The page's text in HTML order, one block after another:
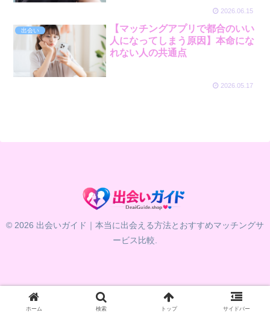
2026.06.15
出会い
【マッチングアプリで都合のいい
人になってしまう原因】本命にな
れない人の共通点
2026.05.17
© 2026 出会いガイド｜本当に出会える方法とおすすめマッチングサ
ービス比較.
ホーム 検索 トップ サイドバー